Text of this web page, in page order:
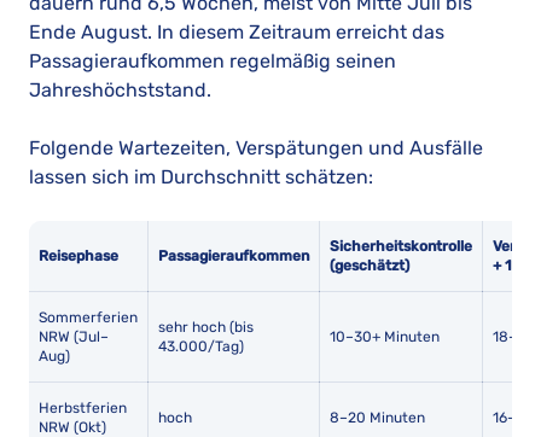
Ende August. In diesem Zeitraum erreicht das
Passagieraufkommen regelmäßig seinen
Jahreshöchststand.
Folgende Wartezeiten, Verspätungen und Ausfälle
lassen sich im Durchschnitt schätzen:
Reisephase Passagieraufkommen
Sicherheitskontrolle
(geschätzt)
+ 15
Sommerferien
NRW (Jul–
Aug)
sehr hoch (bis
43.000/Tag)
10–30+ Minuten 18–25
Herbstferien
NRW (Okt)
hoch 8–20 Minuten 16–22